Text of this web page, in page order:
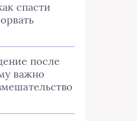
спасти
после
важно